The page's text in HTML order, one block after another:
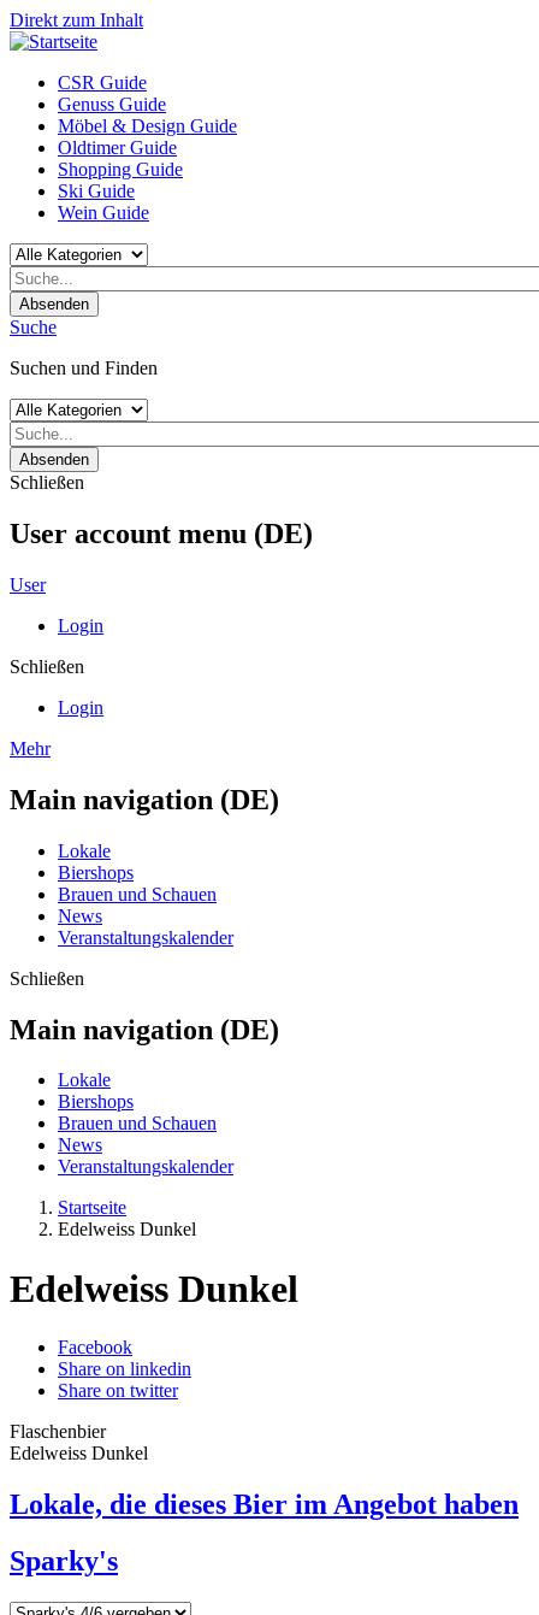
Direkt zum Inhalt
CSR Guide
Genuss Guide
Möbel & Design Guide
Oldtimer Guide
Shopping Guide
Ski Guide
Wein Guide
Absenden
Suche
Suchen und Finden
Absenden
Schließen
User account menu (DE)
User
Login
Schließen
Login
Mehr
Main navigation (DE)
Lokale
Biershops
Brauen und Schauen
News
Veranstaltungskalender
Schließen
Main navigation (DE)
Lokale
Biershops
Brauen und Schauen
News
Veranstaltungskalender
Startseite
Edelweiss Dunkel
Edelweiss Dunkel
Facebook
Share on linkedin
Share on twitter
Flaschenbier
Edelweiss Dunkel
Lokale, die dieses Bier im Angebot haben
Sparky's